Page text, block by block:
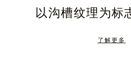
以沟槽纹理为标
了解更多